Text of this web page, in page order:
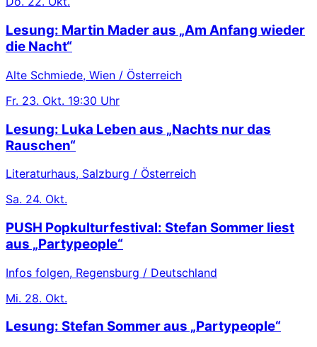
Lesung: Martin Mader aus „Am Anfang wieder
die Nacht“
Alte Schmiede, Wien / Österreich
Fr. 23. Okt. 19:30 Uhr
Lesung: Luka Leben aus „Nachts nur das
Rauschen“
Literaturhaus, Salzburg / Österreich
Sa. 24. Okt.
PUSH Popkulturfestival: Stefan Sommer liest
aus „Partypeople“
Infos folgen, Regensburg / Deutschland
Mi. 28. Okt.
Lesung: Stefan Sommer aus „Partypeople“